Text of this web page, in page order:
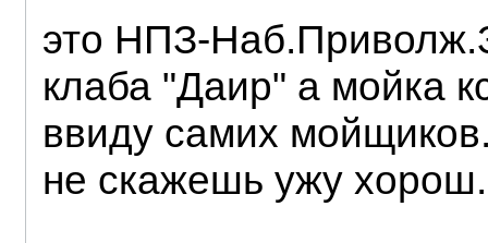
это НПЗ-
клаба "Даир" а мойка
ввиду самих
не скажешь ужу хорош.